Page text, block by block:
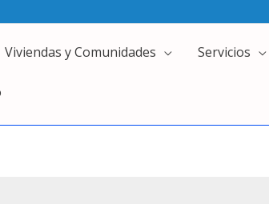
Viviendas y Comunidades Servicios